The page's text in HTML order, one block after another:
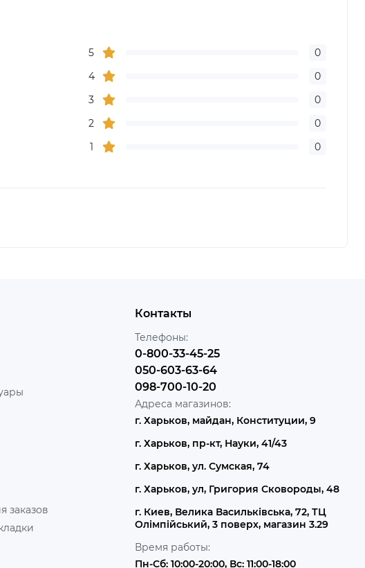
5
0
4
0
3
0
2
0
1
0
заказов
Контакты
Телефоны:
0-800-33-45-25
050-603-63-64
098-700-10-20
Адреса магазинов:
г. Харьков, майдан, Конституции, 9
г. Харьков, пр-кт, Науки, 41/43
г. Харьков, ул. Сумская, 74
г. Харьков, ул, Григория Сковороды, 48
г. Киев, Велика Васильківська, 72, ТЦ
Олімпійський, 3 поверх, магазин 3.29
Время работы:
Пн-Сб: 10:00-20:00, Вс: 11:00-18:00